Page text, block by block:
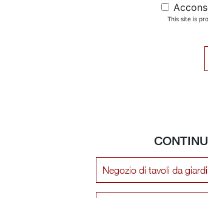
This site is
Negozio di tavoli da